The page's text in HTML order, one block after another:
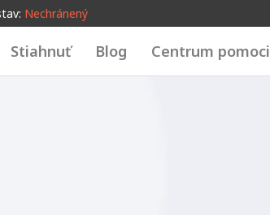
Nechránený
Stiahnuť Blog Centrum pomoci